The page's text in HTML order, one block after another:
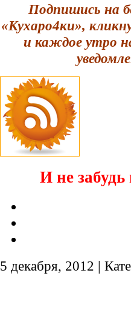
Подпишись на
«Кухаро4ки»,
и каждое утро
И не забудь
5 декабря, 2012 |